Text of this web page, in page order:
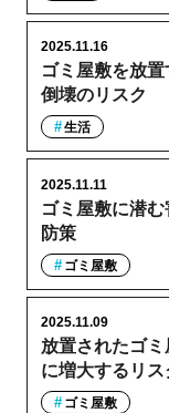
ゴミ屋敷を放
倒壊のリスク
2025.11.16
生活
ゴミ屋敷に潜
防策
2025.11.11
ゴミ屋敷
放置されたゴ
に増大するリス
2025.11.09
ゴミ屋敷